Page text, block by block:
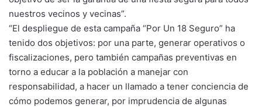
nuestros vecinos y vecinas”.
“El despliegue de esta campaña “Por Un 18 Seguro” ha
tenido dos objetivos: por una parte, generar operativos o
fiscalizaciones, pero también campañas preventivas en
torno a educar a la población a manejar con
responsabilidad, a hacer un llamado a tener conciencia de
cómo podemos generar, por imprudencia de algunas